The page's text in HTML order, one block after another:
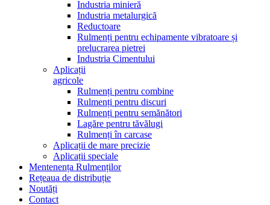
Industria minieră
Industria metalurgică
Reductoare
Rulmenți pentru echipamente vibratoare și
prelucrarea pietrei
Industria Cimentului
Aplicații
agricole
Rulmenți pentru combine
Rulmenți pentru discuri
Rulmenți pentru semănători
Lagăre pentru tăvălugi
Rulmenți în carcase
Aplicații de mare precizie
Aplicații speciale
Mentenența Rulmenților
Rețeaua de distribuție
Noutăți
Contact